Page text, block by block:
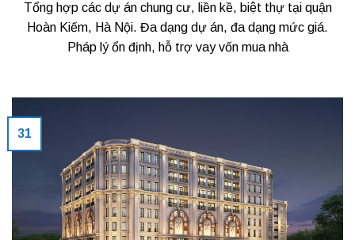
Tổng hợp các dự án chung cư, liền kề, biệt thự tại quận
Hoàn Kiếm, Hà Nội. Đa dạng dự án, đa dạng mức giá.
Pháp lý ổn định, hỗ trợ vay vốn mua nhà
31